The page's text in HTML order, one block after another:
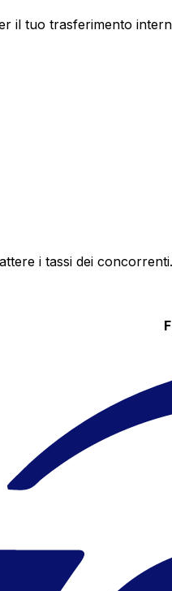
il tuo trasferimento
i tassi dei concorrenti.